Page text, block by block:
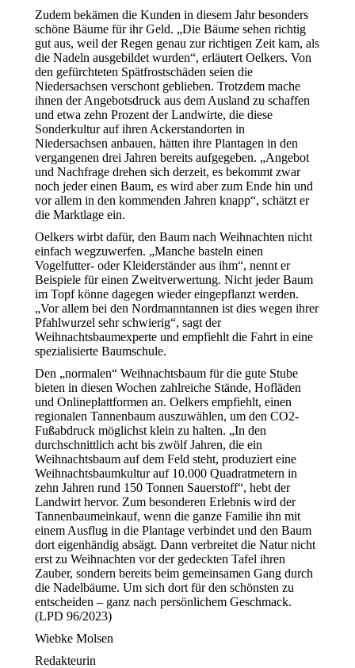
Zudem bekämen die Kunden in diesem Jahr besonders
schöne Bäume für ihr Geld. „Die Bäume sehen richtig
gut aus, weil der Regen genau zur richtigen Zeit kam, als
die Nadeln ausgebildet wurden“, erläutert Oelkers. Von
den gefürchteten Spätfrostschäden seien die
Niedersachsen verschont geblieben. Trotzdem mache
ihnen der Angebotsdruck aus dem Ausland zu schaffen
und etwa zehn Prozent der Landwirte, die diese
Sonderkultur auf ihren Ackerstandorten in
Niedersachsen anbauen, hätten ihre Plantagen in den
vergangenen drei Jahren bereits aufgegeben. „Angebot
und Nachfrage drehen sich derzeit, es bekommt zwar
noch jeder einen Baum, es wird aber zum Ende hin und
vor allem in den kommenden Jahren knapp“, schätzt er
die Marktlage ein.
Oelkers wirbt dafür, den Baum nach Weihnachten nicht
einfach wegzuwerfen. „Manche basteln einen
Vogelfutter- oder Kleiderständer aus ihm“, nennt er
Beispiele für einen Zweitverwertung. Nicht jeder Baum
im Topf könne dagegen wieder eingepflanzt werden.
„Vor allem bei den Nordmanntannen ist dies wegen ihrer
Pfahlwurzel sehr schwierig“, sagt der
Weihnachtsbaumexperte und empfiehlt die Fahrt in eine
spezialisierte Baumschule.
Den „normalen“ Weihnachtsbaum für die gute Stube
bieten in diesen Wochen zahlreiche Stände, Hofläden
und Onlineplattformen an. Oelkers empfiehlt, einen
regionalen Tannenbaum auszuwählen, um den CO2-
Fußabdruck möglichst klein zu halten. „In den
durchschnittlich acht bis zwölf Jahren, die ein
Weihnachtsbaum auf dem Feld steht, produziert eine
Weihnachtsbaumkultur auf 10.000 Quadratmetern in
zehn Jahren rund 150 Tonnen Sauerstoff“, hebt der
Landwirt hervor. Zum besonderen Erlebnis wird der
Tannenbaumeinkauf, wenn die ganze Familie ihn mit
einem Ausflug in die Plantage verbindet und den Baum
dort eigenhändig absägt. Dann verbreitet die Natur nicht
erst zu Weihnachten vor der gedeckten Tafel ihren
Zauber, sondern bereits beim gemeinsamen Gang durch
die Nadelbäume. Um sich dort für den schönsten zu
entscheiden – ganz nach persönlichem Geschmack.
(LPD 96/2023)
Wiebke Molsen
Redakteurin